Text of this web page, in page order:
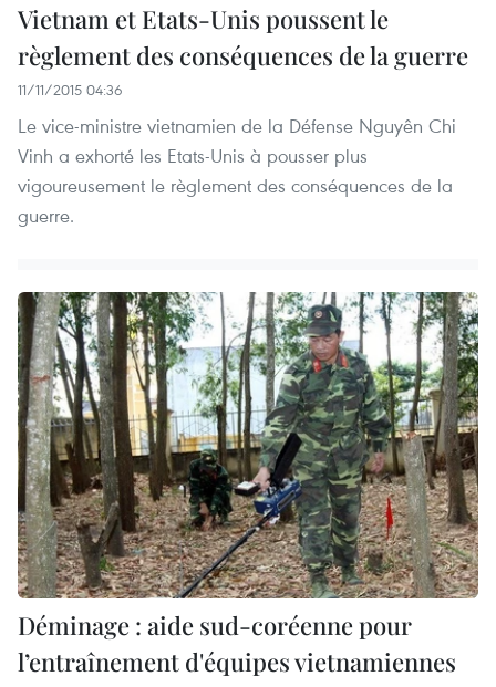
Vietnam et Etats-Unis poussent le
règlement des conséquences de la guerre
11/11/2015 04:36
Le vice-ministre vietnamien de la Défense Nguyên Chi
Vinh a exhorté les Etats-Unis à pousser plus
vigoureusement le règlement des conséquences de la
guerre.
Déminage : aide sud-coréenne pour
l’entraînement d'équipes vietnamiennes